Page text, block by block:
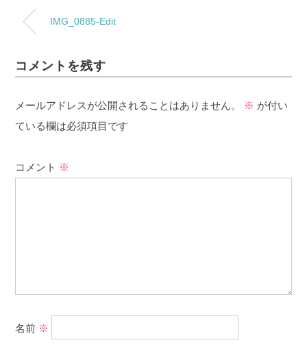
IMG_0885-Edit
コメントを残す
メールアドレスが公開されることはありません。 ※ が付い
ている欄は必須項目です
コメント ※
名前 ※